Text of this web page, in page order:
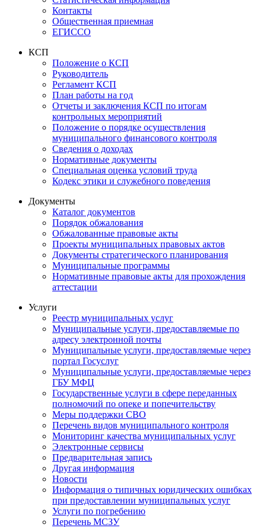
Контакты
Общественная приемная
ЕГИССО
КСП
Положение о КСП
Руководитель
Регламент КСП
План работы на год
Отчеты и заключения КСП по итогам
контрольных мероприятий
Положение о порядке осуществления
муниципального финансового контроля
Сведения о доходах
Нормативные документы
Специальная оценка условий труда
Кодекс этики и служебного поведения
Документы
Каталог документов
Порядок обжалования
Обжалованные правовые акты
Проекты муниципальных правовых актов
Документы стратегического планирования
Муниципальные программы
Нормативные правовые акты для прохождения
аттестации
Услуги
Реестр муниципальных услуг
Муниципальные услуги, предоставляемые по
адресу электронной почты
Муниципальные услуги, предоставляемые через
портал Госуслуг
Муниципальные услуги, предоставляемые через
ГБУ МФЦ
Государственные услуги в сфере переданных
полномочий по опеке и попечительству
Меры поддержки СВО
Перечень видов муниципального контроля
Мониторинг качества муниципальных услуг
Электронные сервисы
Предварительная запись
Другая информация
Новости
Информация о типичных юридических ошибках
при предоставлении муниципальных услуг
Услуги по погребению
Перечень МСЗУ